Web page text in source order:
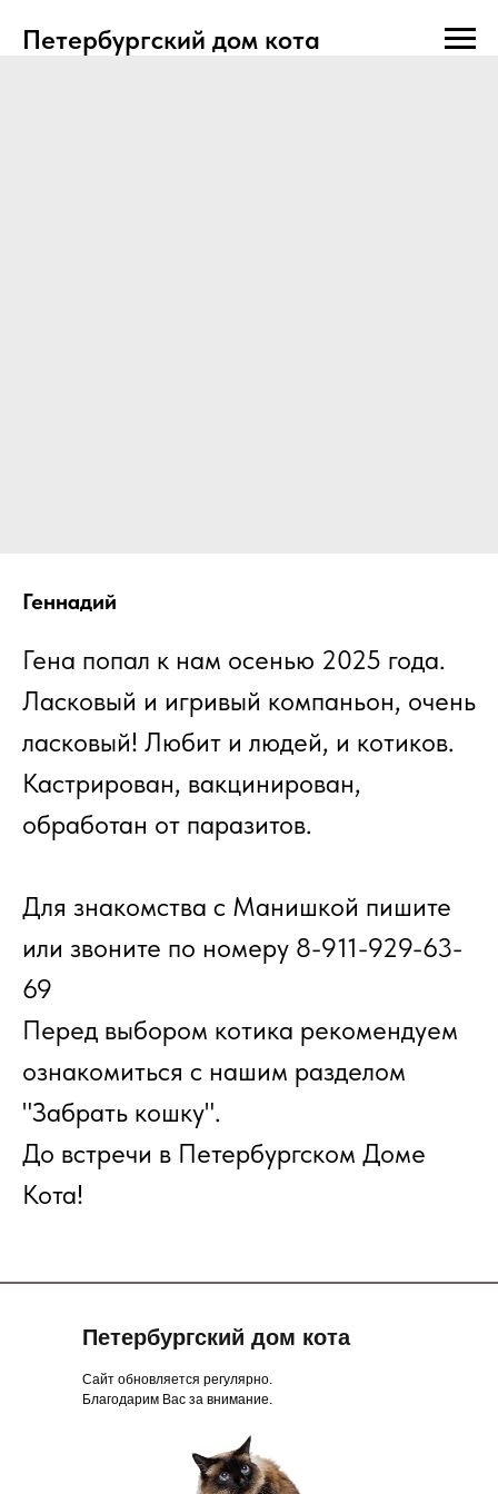
Петербургский дом кота
Геннадий
Гена попал к нам осенью 2025 года.
Ласковый и игривый компаньон, очень
ласковый! Любит и людей, и котиков.
Кастрирован, вакцинирован,
обработан от паразитов.
Для знакомства с Манишкой пишите
или звоните по номеру 8-911-929-63-
69
Перед выбором котика рекомендуем
ознакомиться с нашим разделом
"Забрать кошку".
До встречи в Петербургском Доме
Кота!
Петербургский дом кота
Сайт обновляется регулярно.
Благодарим Вас за внимание.